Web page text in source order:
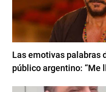
Las emotivas palabras
público argentino: “Me